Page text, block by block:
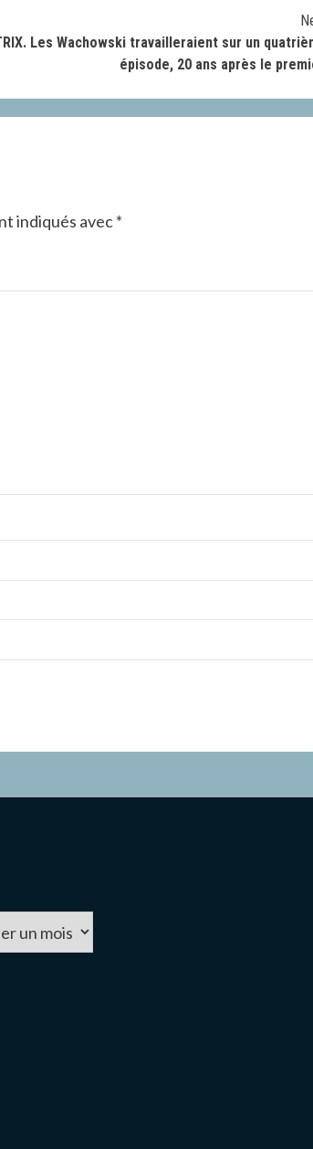
Les Wachowski travailleraient sur un
épisode, 20 ans après le
indiqués avec*